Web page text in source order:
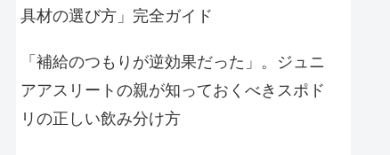
具材の選び方」完全ガイド
「補給のつもりが逆効果だった」。ジュニ
アアスリートの親が知っておくべきスポド
リの正しい飲み分け方